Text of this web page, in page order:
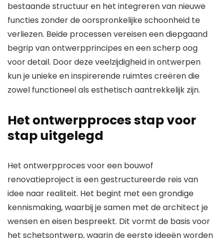
bestaande structuur en het integreren van nieuwe
functies zonder de oorspronkelijke schoonheid te
verliezen. Beide processen vereisen een diepgaand
begrip van ontwerpprincipes en een scherp oog
voor detail. Door deze veelzijdigheid in ontwerpen
kun je unieke en inspirerende ruimtes creëren die
zowel functioneel als esthetisch aantrekkelijk zijn.
Het ontwerpproces stap voor
stap uitgelegd
Het ontwerpproces voor een bouwof
renovatieproject is een gestructureerde reis van
idee naar realiteit. Het begint met een grondige
kennismaking, waarbij je samen met de architect je
wensen en eisen bespreekt. Dit vormt de basis voor
het schetsontwerp, waarin de eerste ideeën worden